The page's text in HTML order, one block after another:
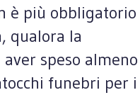
è più obbligatorio
qualora la
speso almeno
funebri per i